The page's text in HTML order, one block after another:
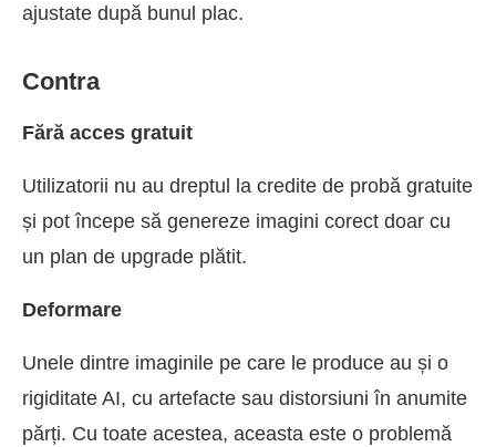
ajustate după bunul plac.
Contra
Fără acces gratuit
Utilizatorii nu au dreptul la credite de probă gratuite
și pot începe să genereze imagini corect doar cu
un plan de upgrade plătit.
Deformare
Unele dintre imaginile pe care le produce au și o
rigiditate AI, cu artefacte sau distorsiuni în anumite
părți. Cu toate acestea, aceasta este o problemă